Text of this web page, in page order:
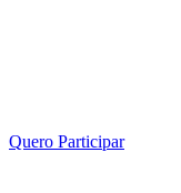
Quero Participar